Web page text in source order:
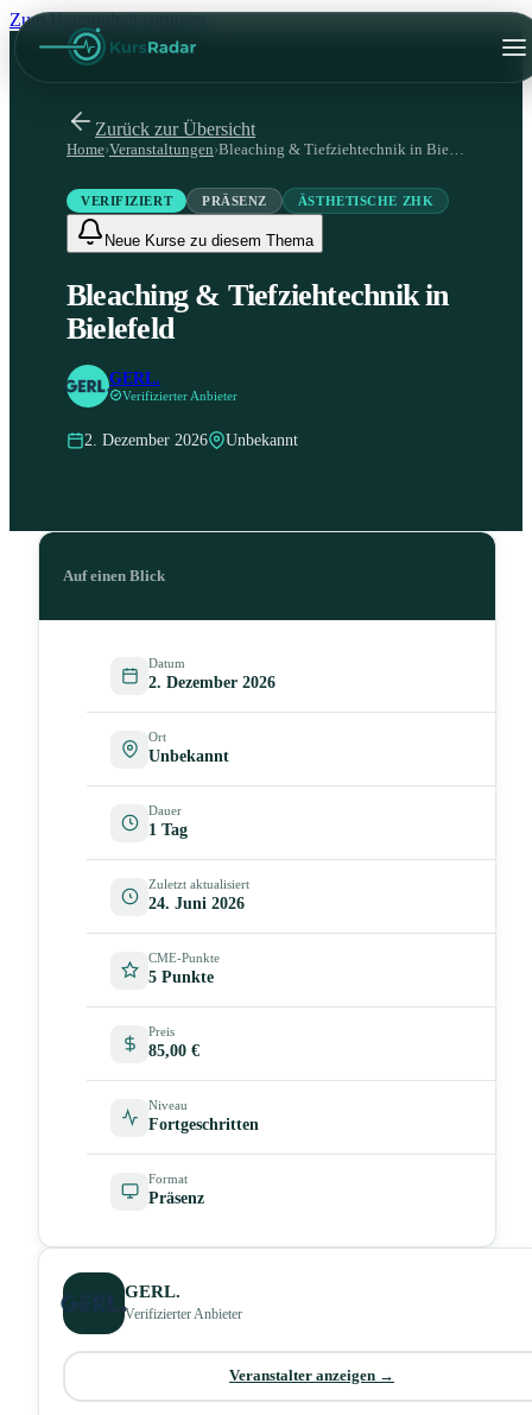
Zum Hauptinhalt springen
Zurück zur Übersicht
Home›Veranstaltungen› Bleaching & Tiefziehtechnik in Bielefeld
VERIFIZIERT PRÄSENZ ÄSTHETISCHE ZHK
Neue Kurse zu diesem Thema
Bleaching & Tiefziehtechnik in
Bielefeld
GERL.
Verifizierter Anbieter
2. Dezember 2026 Unbekannt
Auf einen Blick
Datum
2. Dezember 2026
Ort
Unbekannt
Dauer
1 Tag
Zuletzt aktualisiert
24. Juni 2026
CME-Punkte
5 Punkte
Preis
85,00 €
Niveau
Fortgeschritten
Format
Präsenz
GERL.
Verifizierter Anbieter
Veranstalter anzeigen →